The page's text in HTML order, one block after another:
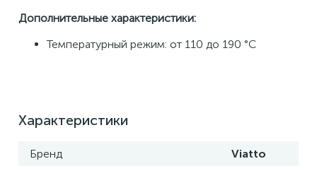
Дополнительные характеристики:
Температурный режим: от 110 до 190 °С
Характеристики
Бренд
Viatto